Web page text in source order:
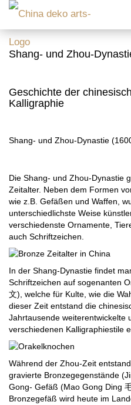
Shang- und Zhou-
Geschichte der
Kalligraphie
Shang- und Zhou-Dynastie
Die Shang- und Zhou-Dynastie
Zeitalter. Neben dem Formen
wie z.B. Gefäßen und Waffen,
unterschiedlichste Weise
verschiedenste Ornamente,
auch Schriftzeichen.
In der Shang-Dynastie findet
Schriftzeichen auf sogenanten
文), welche für Kulte, wie die
dieser Zeit entstand die
Jahrtausende weiterentwickelte
verschiedenen Kalligraphiestile
Während der Zhou-Zeit
gravierte Bronzegegenstände
Gong- Gefäß (Mao Gong Ding
Bronzegefäß wird heute im